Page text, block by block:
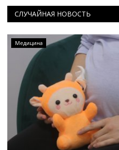
СЛУЧАЙНАЯ НОВОСТЬ
Медицина